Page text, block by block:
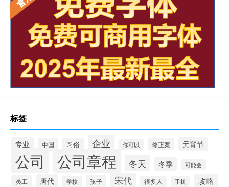
标签
专业 中国 习俗 企业 你可以 修正案 元宵节
公司 公司章程 冬天 冬季 可能会
员工 唐代 学校 孩子 宋代 很多人 手机 攻略